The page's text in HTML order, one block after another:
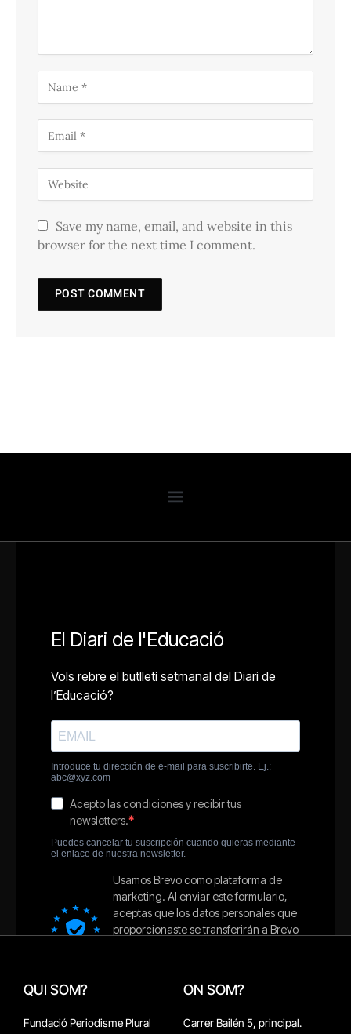
Save my name, email, and website in this
browser for the next time I comment.
QUI SOM?
Fundació Periodisme Plural
ON SOM?
Carrer Bailén 5, principal.